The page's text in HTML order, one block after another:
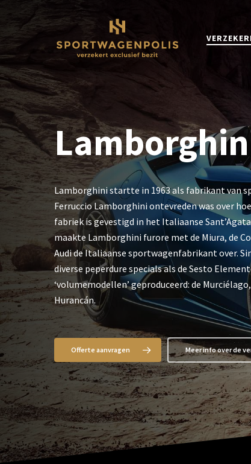
main
content
Lamborghini startte in 1963 als fabrikant van
Ferruccio Lamborghini ontevreden was over
fabriek is gevestigd in het Italiaanse
maakte Lamborghini furore met de Miura, de
Audi de Italiaanse sportwagenfabrikant over.
diverse peperdure specials als de Sesto
‘volumemodellen’ geproduceerd: de
Hurancán.
Offerte aanvragen Meer info over de